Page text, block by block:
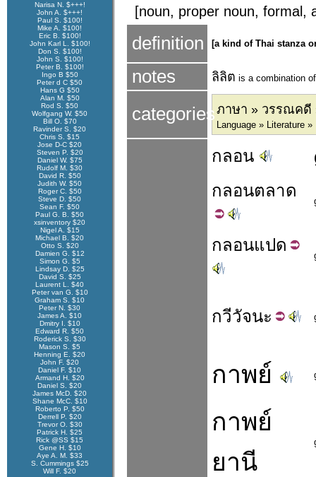
Narisa N. $+++!
John A. $+++!
Paul S. $100!
Mike A. $100!
Eric B. $100!
John Karl L. $100!
Don S. $100!
John S. $100!
Peter B. $100!
Ingo B $50
Peter d C $50
Hans G $50
Alan M. $50
Rod S. $50
Wolfgang W. $50
Bill O. $70
Ravinder S. $20
Chris S. $15
Jose D-C $20
Steven P. $20
Daniel W. $75
Rudolf M. $30
David R. $50
Judith W. $50
Roger C. $50
Steve D. $50
Sean F. $50
Paul G. B. $50
xsinventory $20
Nigel A. $15
Michael B. $20
Otto S. $20
Damien G. $12
Simon G. $5
Lindsay D. $25
David S. $25
Laurent L. $40
Peter van G. $10
Graham S. $10
Peter N. $30
James A. $10
Dmitry I. $10
Edward R. $50
Roderick S. $30
Mason S. $5
Henning E. $20
John F. $20
Daniel F. $10
Armand H. $20
Daniel S. $20
James McD. $20
Shane McC. $10
Roberto P. $50
Derrell P. $20
Trevor O. $30
Patrick H. $25
Rick @SS $15
Gene H. $10
Aye A. M. $33
S. Cummings $25
Will F. $20
[noun, proper noun, formal,
definition [a kind of Thai stanza
notes ลิลิต is a combination
categoriesภาษา » วรรณคดี
Language » Literature
กลอน
กลอนตลาด
กลอนแปด
กวีวัจนะ
กาพย์
กาพย์
ยานี